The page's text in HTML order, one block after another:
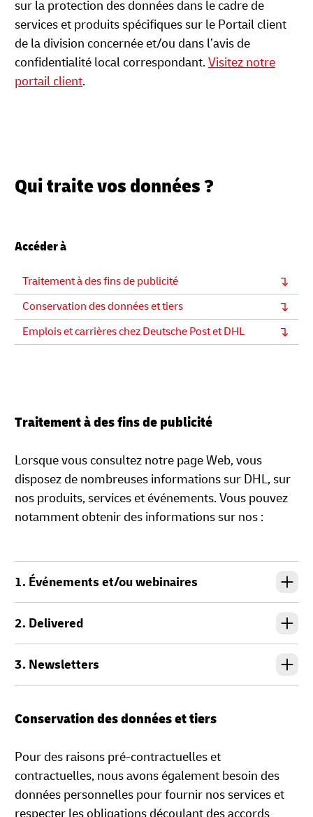
sur la protection des données dans le cadre de
services et produits spécifiques sur le Portail client
de la division concernée et/ou dans l’avis de
confidentialité local correspondant. Visitez notre
portail client.
Qui traite vos données ?
Accéder à
Traitement à des fins de publicité
Conservation des données et tiers
Emplois et carrières chez Deutsche Post et DHL
Traitement à des fins de publicité
Lorsque vous consultez notre page Web, vous
disposez de nombreuses informations sur DHL, sur
nos produits, services et événements. Vous pouvez
notamment obtenir des informations sur nos :
1. Événements et/ou webinaires
2. Delivered
3. Newsletters
Conservation des données et tiers
Pour des raisons pré-contractuelles et
contractuelles, nous avons également besoin des
données personnelles pour fournir nos services et